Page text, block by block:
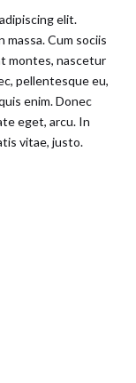
elit.
massa. Cum sociis
montes, nascetur
pellentesque eu,
enim. Donec
eget, arcu. In
vitae, justo.